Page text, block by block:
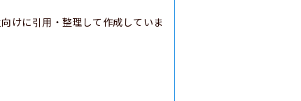
けに引用・整理して作成していま